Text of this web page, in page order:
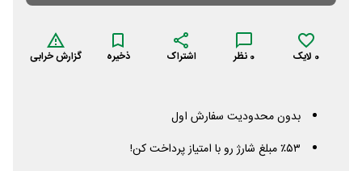
0 لایک 0 نظر اشتراک ذخیره گزارش خرابی
بدون محدودیت سفارش اول
٪۵۳ مبلغ شارژ رو با امتیاز پرداخت کن!